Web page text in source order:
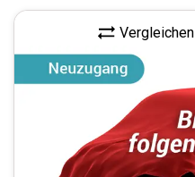
Vergleichen